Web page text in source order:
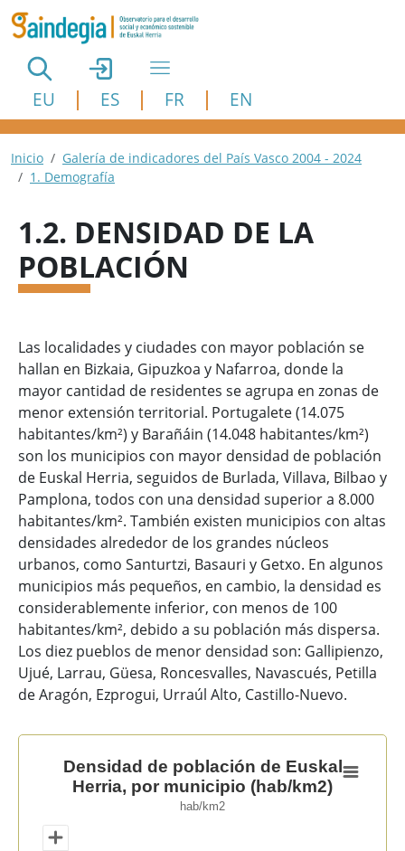
Pasar al contenido principal
EU ES FR EN
Ruta de navegación
Inicio
Galería de indicadores del País Vasco 2004 - 2024
1. Demografía
1.2. DENSIDAD DE LA
POBLACIÓN
Las localidades y ciudades con mayor población se
hallan en Bizkaia, Gipuzkoa y Nafarroa, donde la
mayor cantidad de residentes se agrupa en zonas de
menor extensión territorial. Portugalete (14.075
habitantes/km²) y Barañáin (14.048 habitantes/km²)
son los municipios con mayor densidad de población
de Euskal Herria, seguidos de Burlada, Villava, Bilbao y
Pamplona, todos con una densidad superior a 8.000
habitantes/km². También existen municipios con altas
densidades alrededor de los grandes núcleos
urbanos, como Santurtzi, Basauri y Getxo. En algunos
municipios más pequeños, en cambio, la densidad es
considerablemente inferior, con menos de 100
habitantes/km², debido a su población más dispersa.
Los diez pueblos de menor densidad son: Gallipienzo,
Ujué, Larrau, Güesa, Roncesvalles, Navascués, Petilla
de Aragón, Ezprogui, Urraúl Alto, Castillo-Nuevo.
Densidad de población de Euskal Herria, por
Map of unspecified region with 1 data series.
View as data table, Densidad de población de
Densidad de población de Euskal
Herria, por municipio (hab/km2)
hab/km2